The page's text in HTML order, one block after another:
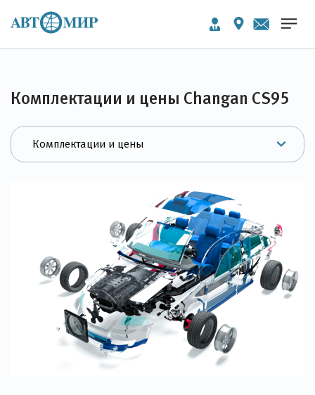
Комплектации и цены Changan CS95